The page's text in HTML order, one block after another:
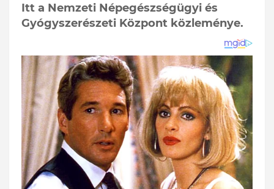
Itt a Nemzeti Népegészségügyi és
Gyógyszerészeti Központ közleménye.